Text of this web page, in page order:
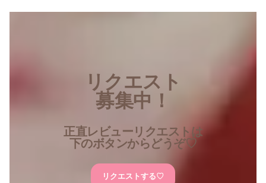
リクエスト
募集中！
正直レビューリクエストは
下のボタンからどうぞ♡
リクエストする♡